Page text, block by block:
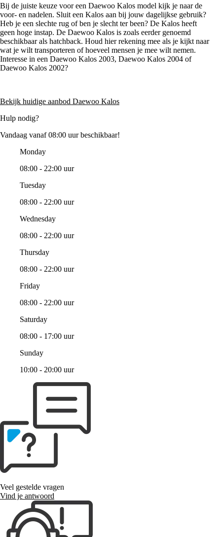
Bij de juiste keuze voor een Daewoo Kalos model kijk je naar de
voor- en nadelen. Sluit een Kalos aan bij jouw dagelijkse gebruik?
Heb je een slechte rug of ben je slecht ter been? De Kalos heeft
geen hoge instap. De Daewoo Kalos is zoals eerder genoemd
beschikbaar als hatchback. Houd hier rekening mee als je kijkt naar
wat je wilt transporteren of hoeveel mensen je mee wilt nemen.
Interesse in een Daewoo Kalos 2003, Daewoo Kalos 2004 of
Daewoo Kalos 2002?
Bekijk huidige aanbod Daewoo Kalos
Hulp nodig?
Vandaag vanaf 08:00 uur beschikbaar!
Monday
08:00 - 22:00 uur
Tuesday
08:00 - 22:00 uur
Wednesday
08:00 - 22:00 uur
Thursday
08:00 - 22:00 uur
Friday
08:00 - 22:00 uur
Saturday
08:00 - 17:00 uur
Sunday
10:00 - 20:00 uur
Veel gestelde vragen
Vind je antwoord